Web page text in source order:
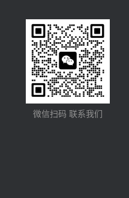
微信扫码 联系我们